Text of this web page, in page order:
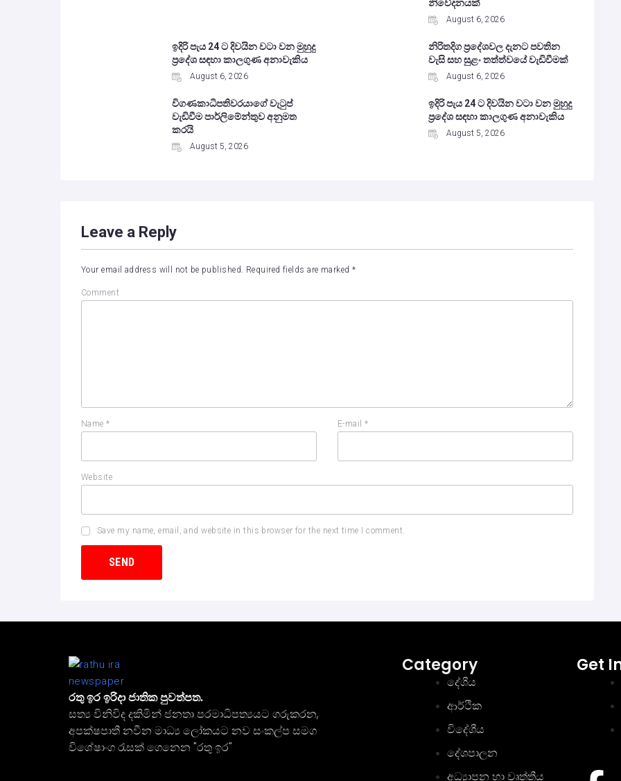
නිවේදනයක්
August 6, 2026
ඉදිරි පැය 24 ට දිවයින වටා වන මුහුදු
ප්‍රදේශ සඳහා කාලගුණ අනාවැකිය
August 6, 2026
නිරිතදිග ප්‍රදේශවල දැනට පවතින
වැසි සහ සුළං තත්ත්වයේ වැඩිවීමක්
August 6, 2026
විගණකාධිපතිවරයාගේ වැටුප්
වැඩිවීම පාර්ලිමේන්තුව අනුමත
කරයි
August 5, 2026
ඉදිරි පැය 24 ට දිවයින වටා වන මුහුදු
ප්‍රදේශ සඳහා කාලගුණ අනාවැකිය
August 5, 2026
Leave a Reply
Your email address will not be published. Required fields are marked*
Comment
Name* E-mail*
Website
Save my name, email, and website in this browser for the next time I comment.
රතු ඉර ඉරිදා ජාතික පුවත්පත.
සත්‍ය විනිවිද දකිමින් ජනතා පරමාධිපත්‍යයට ගරුකරන,
අපක්ෂපාතී නවීන මාධ්‍ය ලෝකයට නව සංකල්ප සමග
විශේෂාංග රැසක් ගෙනෙන "රතු ඉර"
Get
Category
දේශීය
ආර්ථික
විදේශීය
දේශපාලන
අධ්‍යාපන හා වෘත්තීය